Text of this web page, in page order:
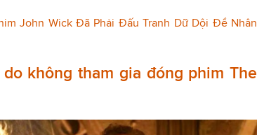
John Wick Đã Phải Đấu Tranh Dữ Dội Để Nhân
không tham gia đóng phim The